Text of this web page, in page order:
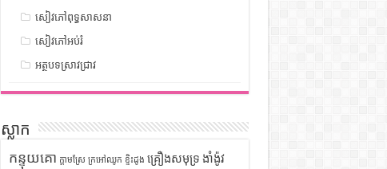
សៀវភៅពុទ្ធសាសនា
សៀវភៅអប់រំ
អត្ថបទស្រាវជ្រាវ
ស្លាក
កន្ទុយគោ ក្តាមស្រែ ក្រអៅឈូក ខ្ទិះដូង គ្រឿងសមុទ្រ ងាំង៉ូវ